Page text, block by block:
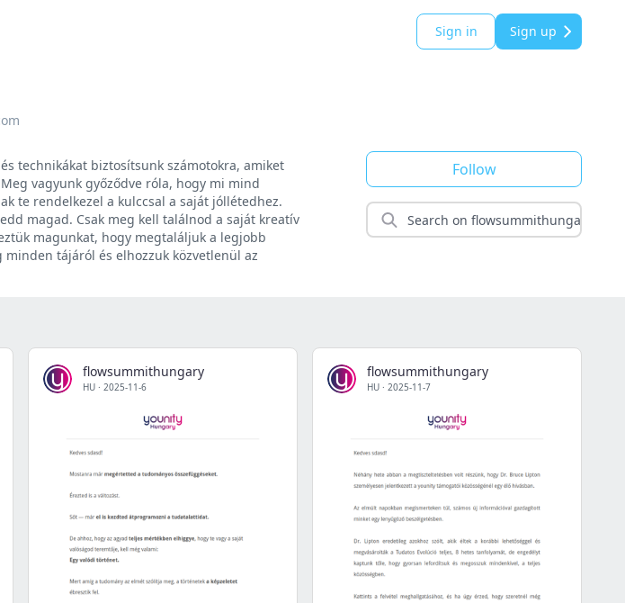
Sign in Sign up
technikákat biztosítsunk számotokra, amiket
vagyunk győződve róla, hogy mi mind
te rendelkezel a kulccsal a saját jóllétedhez.
magad. Csak meg kell találnod a saját kreatív
magunkat, hogy megtaláljuk a legjobb
tájáról és elhozzuk közvetlenül az
Follow
flowsummithungary
HU · 2025-11-6
flowsummithungary
HU · 2025-11-7